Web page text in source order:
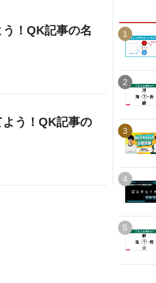
！QK記事の名
う！QK記事の
1
2
3
4
5